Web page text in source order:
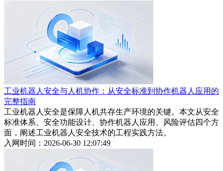
工业机器人安全与人机协作：从安全标准到协作机器人应用的
完整指南
工业机器人安全是保障人机共存生产环境的关键。本文从安全
标准体系、安全功能设计、协作机器人应用、风险评估四个方
面，阐述工业机器人安全技术的工程实践方法。
入网时间：2026-06-30 12:07:49